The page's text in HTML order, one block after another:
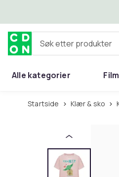
Søk etter produkter
Alle kategorier Film
Startside Klær & sko